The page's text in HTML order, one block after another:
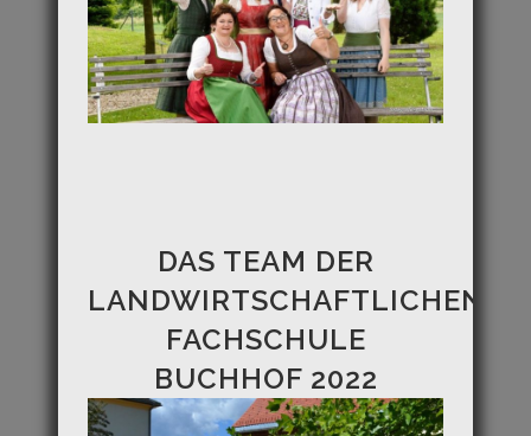
DAS TEAM DER
LANDWIRTSCHAFTLICHEN
FACHSCHULE
BUCHHOF 2022